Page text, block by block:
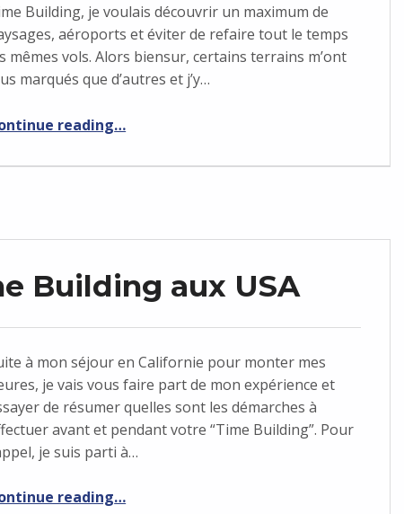
Building, je voulais découvrir un maximum de
aéroports et éviter de refaire tout le temps
mêmes vols. Alors biensur, certains terrains m’ont
marqués que d’autres et j’y…
reading…
Building aux USA
à mon séjour en Californie pour monter mes
je vais vous faire part de mon expérience et
de résumer quelles sont les démarches à
avant et pendant votre “Time Building”. Pour
je suis parti à…
reading…